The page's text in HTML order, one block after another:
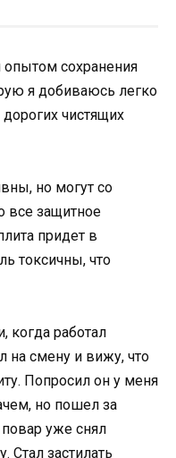
сохранения
я добиваюсь легко
чистящих
но могут со
все защитное
придет в
токсичны, что
когда работал
на смену и вижу, что
Попросил он у меня
но пошел за
уже снял
Стал застилать